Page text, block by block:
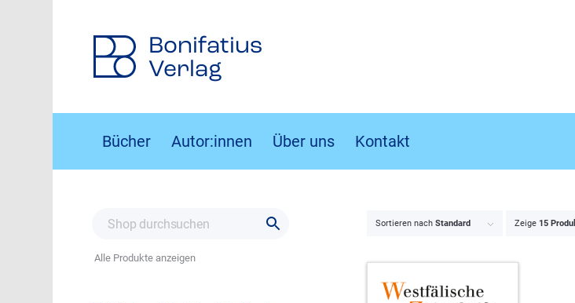
Bonifatius
Verlag
Bücher Autor:innen Über uns Kontakt
Sortieren nach Standard Zeige 15
Alle Produkte anzeigen